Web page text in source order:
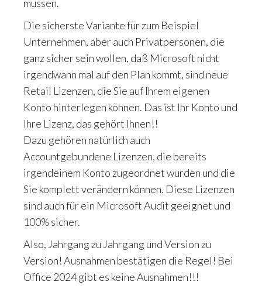
müssen.
Die sicherste Variante für zum Beispiel
Unternehmen, aber auch Privatpersonen, die
ganz sicher sein wollen, daß Microsoft nicht
irgendwann mal auf den Plan kommt, sind neue
Retail Lizenzen, die Sie auf Ihrem eigenen
Konto hinterlegen können. Das ist Ihr Konto und
Ihre Lizenz, das gehört Ihnen!!
Dazu gehören natürlich auch
Accountgebundene Lizenzen, die bereits
irgendeinem Konto zugeordnet wurden und die
Sie komplett verändern können. Diese Lizenzen
sind auch für ein Microsoft Audit geeignet und
100% sicher.
Also, Jahrgang zu Jahrgang und Version zu
Version! Ausnahmen bestätigen die Regel! Bei
Office 2024 gibt es keine Ausnahmen!!!